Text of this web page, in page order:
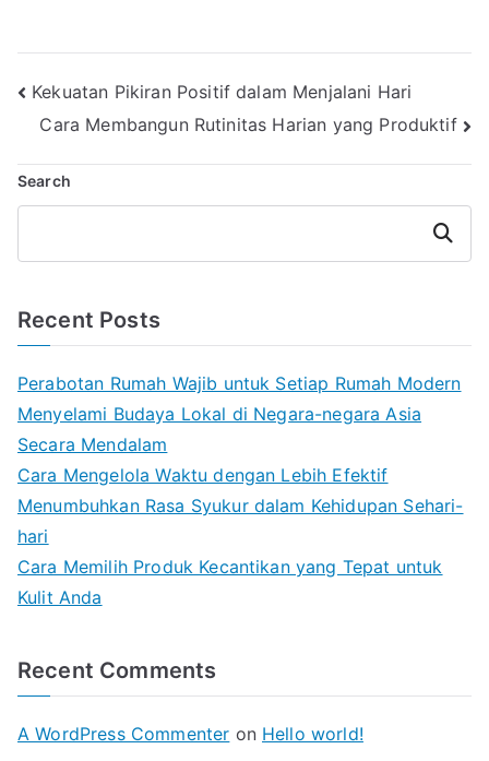
Post
navigation
Kekuatan Pikiran Positif dalam Menjalani Hari
Cara Membangun Rutinitas Harian yang Produktif
Search
Search
Recent Posts
Perabotan Rumah Wajib untuk Setiap Rumah Modern
Menyelami Budaya Lokal di Negara-negara Asia
Secara Mendalam
Cara Mengelola Waktu dengan Lebih Efektif
Menumbuhkan Rasa Syukur dalam Kehidupan Sehari-
hari
Cara Memilih Produk Kecantikan yang Tepat untuk
Kulit Anda
Recent Comments
A WordPress Commenter on Hello world!